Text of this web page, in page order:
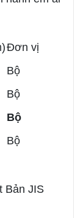
Đơn vị
Bộ
Bộ
Bộ
Bộ
Bản JIS